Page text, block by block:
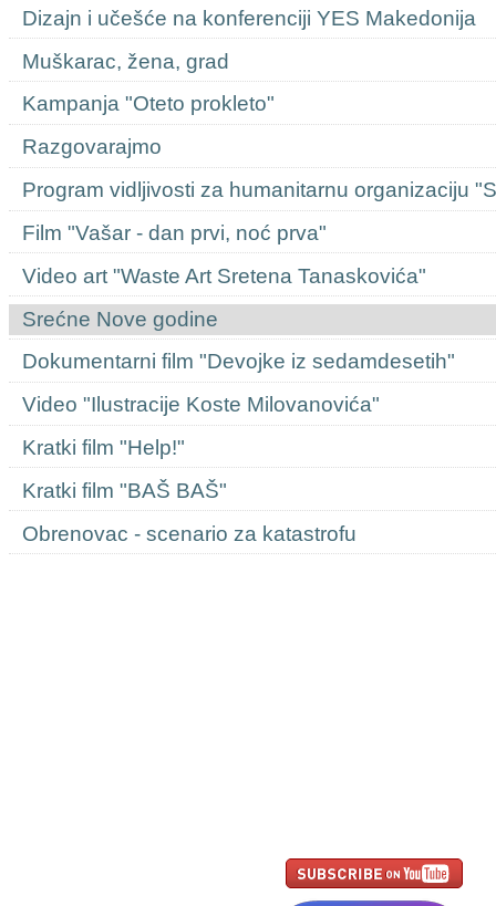
Dizajn i učešće na konferenciji YES Makedonija
Muškarac, žena, grad
Kampanja "Oteto prokleto"
Razgovarajmo
Program vidljivosti za humanitarnu organizaciju
Film "Vašar - dan prvi, noć prva"
Video art "Waste Art Sretena Tanaskovića"
Srećne Nove godine
Dokumentarni film "Devojke iz sedamdesetih"
Video "Ilustracije Koste Milovanovića"
Kratki film "Help!"
Kratki film "BAŠ BAŠ"
Obrenovac - scenario za katastrofu